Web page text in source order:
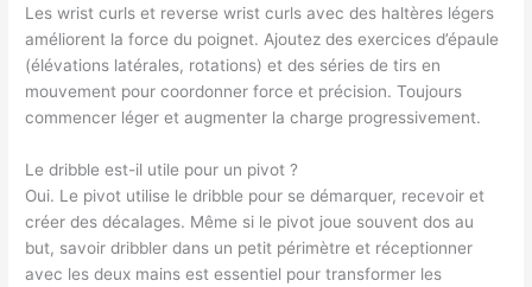
Les wrist curls et reverse wrist curls avec des haltères légers
améliorent la force du poignet. Ajoutez des exercices d’épaule
(élévations latérales, rotations) et des séries de tirs en
mouvement pour coordonner force et précision. Toujours
commencer léger et augmenter la charge progressivement.
Le dribble est-il utile pour un pivot ?
Oui. Le pivot utilise le dribble pour se démarquer, recevoir et
créer des décalages. Même si le pivot joue souvent dos au
but, savoir dribbler dans un petit périmètre et réceptionner
avec les deux mains est essentiel pour transformer les